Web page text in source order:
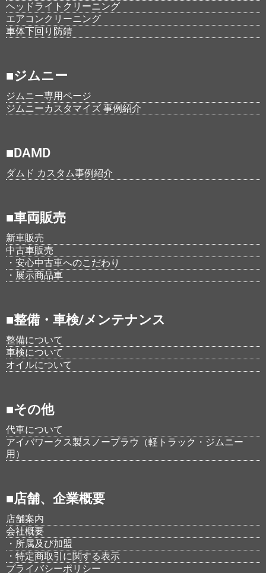
ヘッドライトクリーニング
エアコンクリーニング
車体下回り防錆
■ジムニー
ジムニー専用ページ
ジムニーカスタマイズ 事例紹介
■DAMD
ダムド カスタム事例紹介
■車両販売
新車販売
中古車販売
・安心中古車へのこだわり
・展示商品車
■整備・車検/メンテナンス
整備について
車検について
オイルについて
■その他
代車について
アイバワークス製スノープラウ（軽トラック・ジムニー
用）
■店舗、企業概要
店舗案内
会社概要
・所属及び加盟
・特定商取引に関する表示
プライバシーポリシー